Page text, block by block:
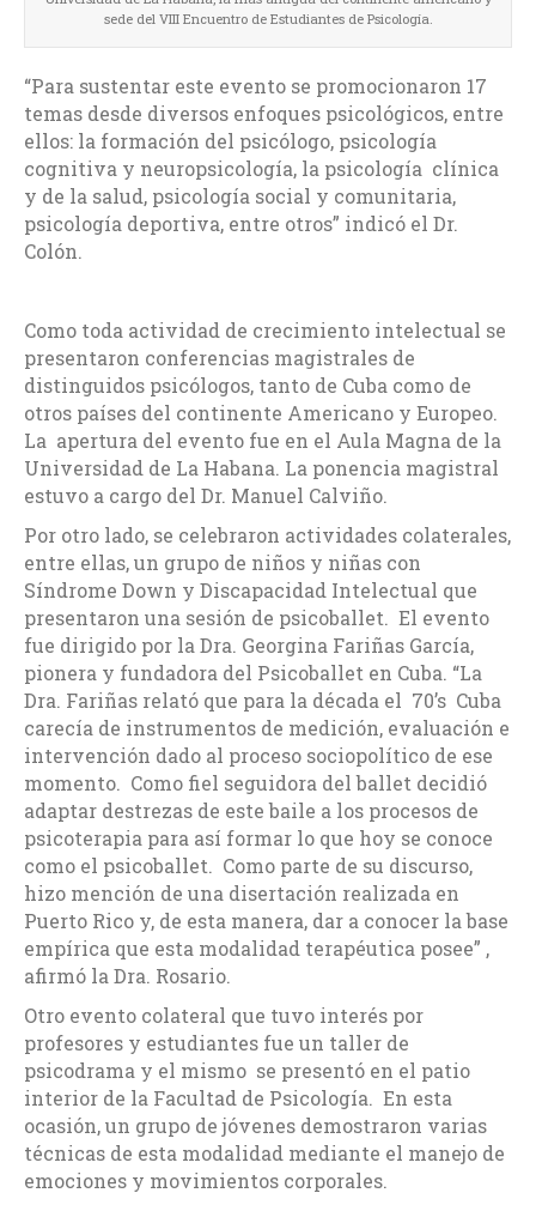
sede del VIII Encuentro de Estudiantes de Psicología.
“Para sustentar este evento se promocionaron 17
temas desde diversos enfoques psicológicos, entre
ellos: la formación del psicólogo, psicología
cognitiva y neuropsicología, la psicología clínica
y de la salud, psicología social y comunitaria,
psicología deportiva, entre otros” indicó el Dr.
Colón.
Como toda actividad de crecimiento intelectual se
presentaron conferencias magistrales de
distinguidos psicólogos, tanto de Cuba como de
otros países del continente Americano y Europeo.
La apertura del evento fue en el Aula Magna de la
Universidad de La Habana. La ponencia magistral
estuvo a cargo del Dr. Manuel Calviño.
Por otro lado, se celebraron actividades colaterales,
entre ellas, un grupo de niños y niñas con
Síndrome Down y Discapacidad Intelectual que
presentaron una sesión de psicoballet. El evento
fue dirigido por la Dra. Georgina Fariñas García,
pionera y fundadora del Psicoballet en Cuba. “La
Dra. Fariñas relató que para la década el 70’s Cuba
carecía de instrumentos de medición, evaluación e
intervención dado al proceso sociopolítico de ese
momento. Como fiel seguidora del ballet decidió
adaptar destrezas de este baile a los procesos de
psicoterapia para así formar lo que hoy se conoce
como el psicoballet. Como parte de su discurso,
hizo mención de una disertación realizada en
Puerto Rico y, de esta manera, dar a conocer la base
empírica que esta modalidad terapéutica posee” ,
afirmó la Dra. Rosario.
Otro evento colateral que tuvo interés por
profesores y estudiantes fue un taller de
psicodrama y el mismo se presentó en el patio
interior de la Facultad de Psicología. En esta
ocasión, un grupo de jóvenes demostraron varias
técnicas de esta modalidad mediante el manejo de
emociones y movimientos corporales.